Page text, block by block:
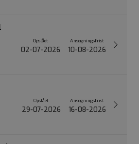
Opslået
02-07-2026
Ansøgningsfrist
10-08-2026
Opslået
29-07-2026
Ansøgningsfrist
16-08-2026